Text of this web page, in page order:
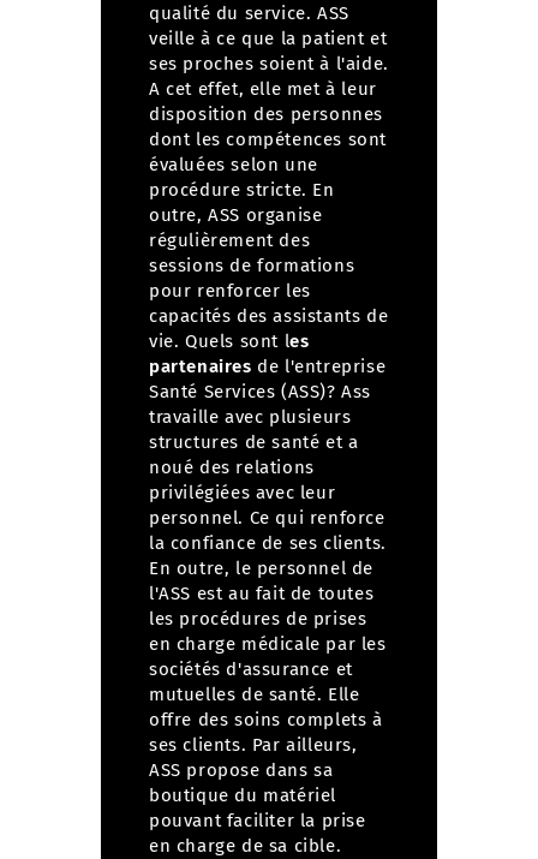
qualité du service. ASS
veille à ce que la patient et
ses proches soient à l'aide.
A cet effet, elle met à leur
disposition des personnes
dont les compétences sont
évaluées selon une
procédure stricte. En
outre, ASS organise
régulièrement des
sessions de formations
pour renforcer les
capacités des assistants de
vie. Quels sont les
partenaires de l'entreprise
Santé Services (ASS)?Ass
travaille avec plusieurs
structures de santé et a
noué des relations
privilégiées avec leur
personnel. Ce qui renforce
la confiance de ses clients.
En outre, le personnel de
l'ASS est au fait de toutes
les procédures de prises
en charge médicale par les
sociétés d'assurance et
mutuelles de santé. Elle
offre des soins complets à
ses clients. Par ailleurs,
ASS propose dans sa
boutique du matériel
pouvant faciliter la prise
en charge de sa cible.